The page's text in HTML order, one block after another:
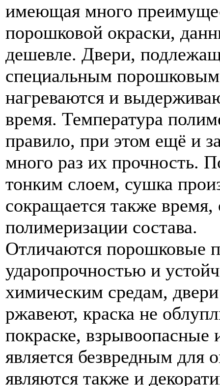
имеющая много
порошковой окраски,
дешевле. Двери,
специальным порошковым
нагреваются и
время. Температура
правило, при этом ещё и
много раз их прочность.
тонким слоем, сушка
сокращается также
полимеризации состава.
Отличаются порошковые
ударопрочностью и
химическим средам,
ржавеют, краска не
покраске, взрывоопасные
является безвредным
являются также и